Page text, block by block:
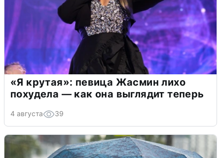
«Я крутая»: певица Жасмин лихо
похудела — как она выглядит теперь
4 августа 39